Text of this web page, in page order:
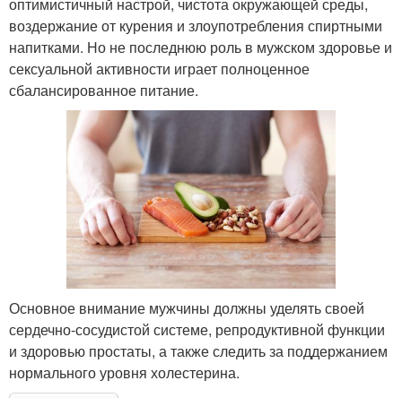
воздержание от курения и злоупотребления спиртными
напитками. Но не последнюю роль в мужском здоровье и
сексуальной активности играет полноценное
сбалансированное питание.
Основное внимание мужчины должны уделять своей
сердечно-сосудистой системе, репродуктивной функции
и здоровью простаты, а также следить за поддержанием
нормального уровня холестерина.